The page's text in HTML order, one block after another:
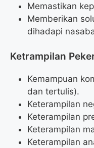
Memastikan
Memberikan
dihadapi
Ketrampilan
Kemampuan
dan tertulis).
Keterampilan
Keterampilan
Keterampilan
Keterampilan